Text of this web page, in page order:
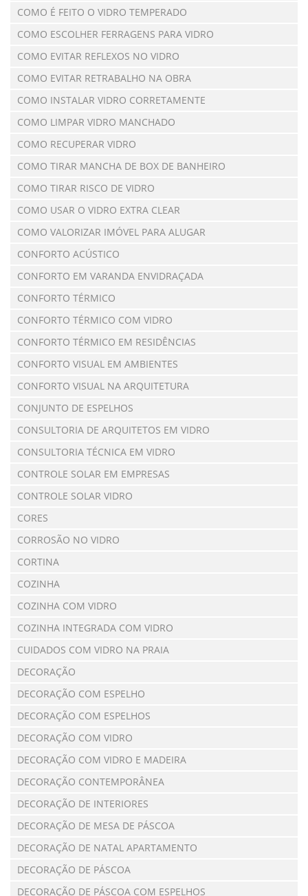
COMO É FEITO O VIDRO TEMPERADO
COMO ESCOLHER FERRAGENS PARA VIDRO
COMO EVITAR REFLEXOS NO VIDRO
COMO EVITAR RETRABALHO NA OBRA
COMO INSTALAR VIDRO CORRETAMENTE
COMO LIMPAR VIDRO MANCHADO
COMO RECUPERAR VIDRO
COMO TIRAR MANCHA DE BOX DE BANHEIRO
COMO TIRAR RISCO DE VIDRO
COMO USAR O VIDRO EXTRA CLEAR
COMO VALORIZAR IMÓVEL PARA ALUGAR
CONFORTO ACÚSTICO
CONFORTO EM VARANDA ENVIDRAÇADA
CONFORTO TÉRMICO
CONFORTO TÉRMICO COM VIDRO
CONFORTO TÉRMICO EM RESIDÊNCIAS
CONFORTO VISUAL EM AMBIENTES
CONFORTO VISUAL NA ARQUITETURA
CONJUNTO DE ESPELHOS
CONSULTORIA DE ARQUITETOS EM VIDRO
CONSULTORIA TÉCNICA EM VIDRO
CONTROLE SOLAR EM EMPRESAS
CONTROLE SOLAR VIDRO
CORES
CORROSÃO NO VIDRO
CORTINA
COZINHA
COZINHA COM VIDRO
COZINHA INTEGRADA COM VIDRO
CUIDADOS COM VIDRO NA PRAIA
DECORAÇÃO
DECORAÇÃO COM ESPELHO
DECORAÇÃO COM ESPELHOS
DECORAÇÃO COM VIDRO
DECORAÇÃO COM VIDRO E MADEIRA
DECORAÇÃO CONTEMPORÂNEA
DECORAÇÃO DE INTERIORES
DECORAÇÃO DE MESA DE PÁSCOA
DECORAÇÃO DE NATAL APARTAMENTO
DECORAÇÃO DE PÁSCOA
DECORAÇÃO DE PÁSCOA COM ESPELHOS